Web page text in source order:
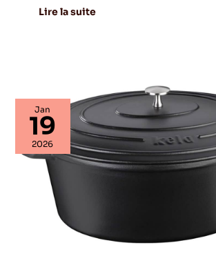
Lire la suite
Jan
19
2026
Test
de
la
cocotte
en
fonte
ovale
Kela
CALIDO